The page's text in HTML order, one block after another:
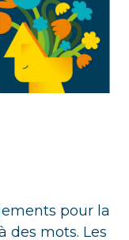
pour la
des mots. Les